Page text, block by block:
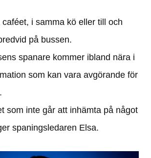
i samma kö eller till och
på bussen.
spanare kommer ibland nära i
som kan vara avgörande för
som inte går att inhämta på något
spaningsledaren Elsa.